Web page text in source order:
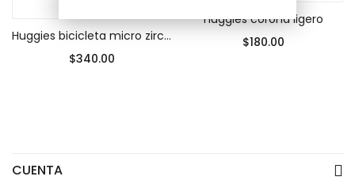
Huggies bicicleta micro zirconea
$340.00
huggies corona ligero
$180.00
CUENTA